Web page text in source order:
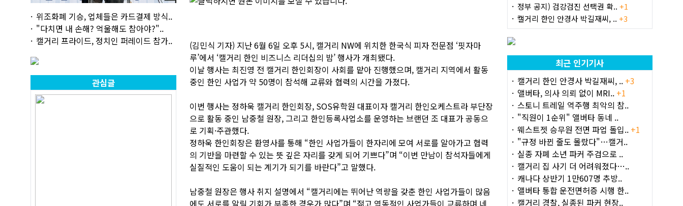
위조화폐 기승, 업체들은 카드결제 방식..
"다치면 내 손해? 억울해도 참아야?"..
캘거리 프라이드, 정치인 퍼레이드 참가..
관심글
(김민식 기자) 지난 6월 6일 오후 5시, 캘거리 NW에 위치한 한국식 피자 전문점 ‘핏자마
루’에서 ‘캘거리 한인 비즈니스 리더십의 밤’ 행사가 개최됐다.
이날 행사는 최진영 전 캘거리 한인회장이 사회를 맡아 진행했으며, 캘거리 지역에서 활동
중인 한인 사업가 약 50명이 참석해 교류와 협력의 시간을 가졌다.
이번 행사는 정하욱 캘거리 한인회장, SOS유학원 대표이자 캘거리 한인오케스트라 부단장
으로 활동 중인 남중철 원장, 그리고 한인등록사업소를 운영하는 브랜던 조 대표가 공동으
로 기획·주관했다.
정하욱 한인회장은 환영사를 통해 “한인 사업가들이 한자리에 모여 서로를 알아가고 협력
의 기반을 마련할 수 있는 뜻 깊은 자리를 갖게 되어 기쁘다”며 “이번 만남이 참석자들에게
실질적인 도움이 되는 계기가 되기를 바란다”고 말했다.
남중철 원장은 행사 취지 설명에서 “캘거리에는 뛰어난 역량을 갖춘 한인 사업가들이 많음
에도 서로를 알릴 기회가 부족한 경우가 많다”며 “젊고 역동적인 사업가들이 교류하며 네
정부 공지) 검강검진 선택권 확.. +1
캘거리 한인 안경사 박길재씨, .. +3
최근 인기기사
캘거리 한인 안경사 박길재씨, .. +3
앨버타, 의사 의뢰 없이 MRI.. +1
스토니 트레일 역주행 최악의 참..
"직원이 1순위" 앨버타 동네 ..
웨스트젯 승무원 전면 파업 돌입.. +1
"규정 바뀐 줄도 몰랐다"…캘거..
실종 자폐 소년 파커 주검으로 ..
캘거리 집 사기 더 어려워졌다…..
캐나다 상반기 1만607명 추방..
앨버타 통합 운전면허증 시행 한..
캘거리 경찰, 실종된 파커 현장..